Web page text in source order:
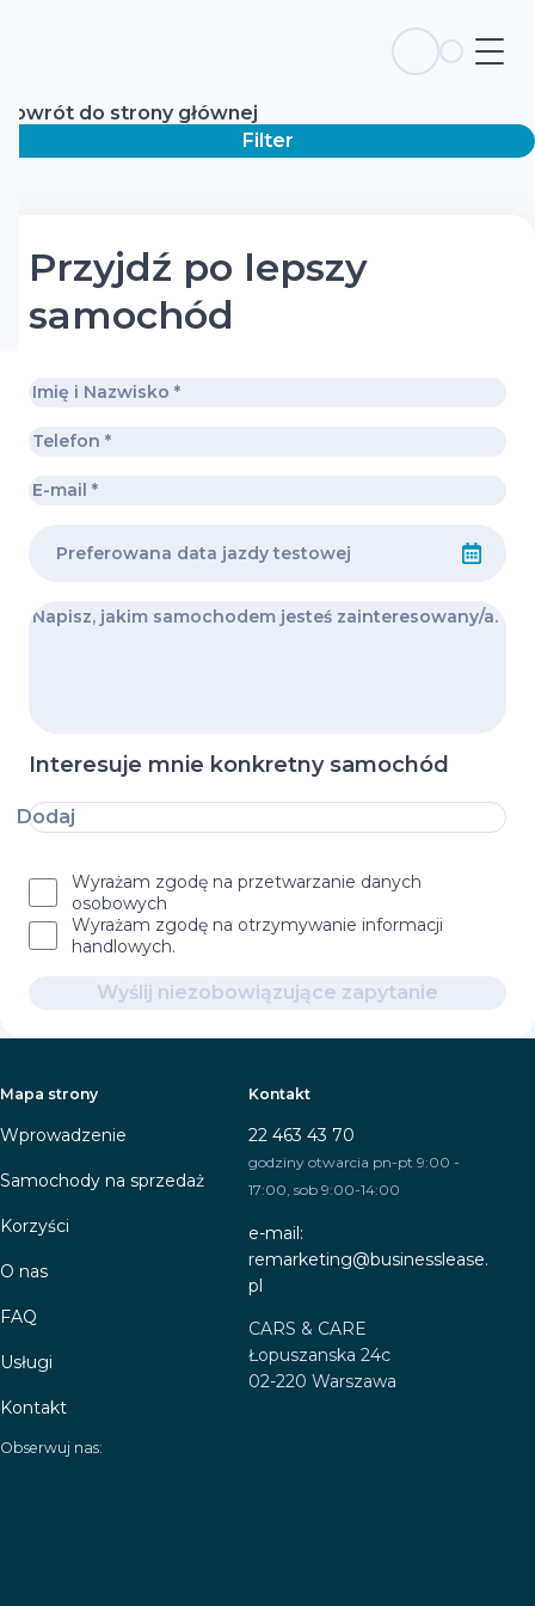
Powrót do strony głównej
Filter
Przyjdź po lepszy
samochód
Interesuje mnie konkretny samochód
Dodaj
Wyrażam zgodę na przetwarzanie danych
osobowych
Wyrażam zgodę na otrzymywanie informacji
handlowych.
Wyślij niezobowiązujące zapytanie
Mapa strony
Wprowadzenie
Samochody na sprzedaż
Korzyści
O nas
FAQ
Usługi
Kontakt
Kontakt
22 463 43 70
godziny otwarcia pn-pt 9:00 -
17:00, sob 9:00-14:00
e-mail:
remarketing@businesslease.
pl
CARS & CARE
Łopuszanska 24c
02-220 Warszawa
Obserwuj nas: